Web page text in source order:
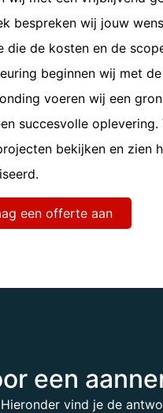
bespreken wij jouw
die de kosten en de
beginnen wij met
voeren wij een
succesvolle
bekijken en zien
een offerte aan
een
vind je de